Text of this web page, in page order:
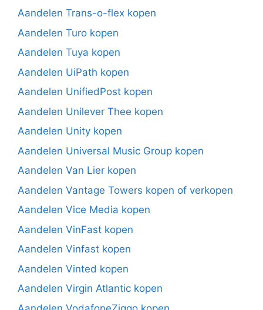
Aandelen Trans-o-flex kopen
Aandelen Turo kopen
Aandelen Tuya kopen
Aandelen UiPath kopen
Aandelen UnifiedPost kopen
Aandelen Unilever Thee kopen
Aandelen Unity kopen
Aandelen Universal Music Group kopen
Aandelen Van Lier kopen
Aandelen Vantage Towers kopen of verkopen
Aandelen Vice Media kopen
Aandelen VinFast kopen
Aandelen Vinfast kopen
Aandelen Vinted kopen
Aandelen Virgin Atlantic kopen